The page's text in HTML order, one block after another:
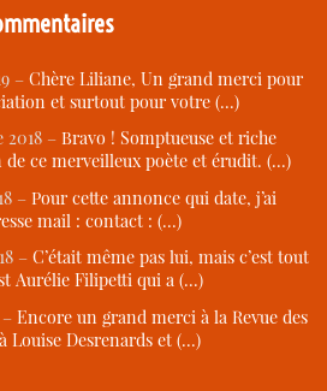
– Chère Liliane, Un grand merci pour
et surtout pour votre (…)
2018 – Bravo ! Somptueuse et riche
de ce merveilleux poète et érudit. (…)
– Pour cette annonce qui date, j’ai
mail : contact : (…)
– C’était même pas lui, mais c’est tout
Aurélie Filipetti qui a (…)
Encore un grand merci à la Revue des
Louise Desrenards et (…)